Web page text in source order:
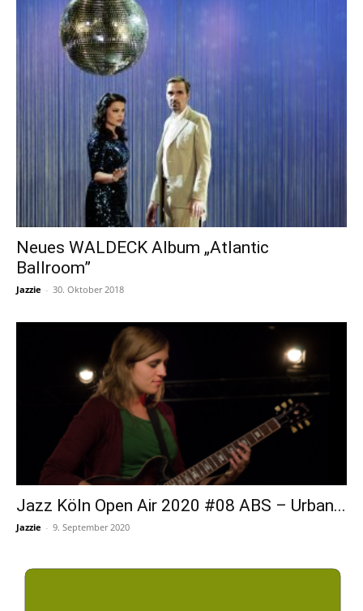
Neues WALDECK Album „Atlantic
Ballroom”
Jazzie - 30. Oktober 2018
Jazz Köln Open Air 2020 #08 ABS – Urban...
Jazzie - 9. September 2020